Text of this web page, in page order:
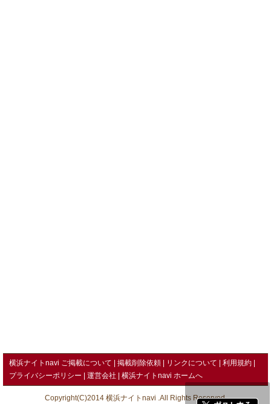
横浜ナイトnavi ご掲載について 掲載削除依頼 リンクについて
利用規約
プライバシーポリシー
運営会社 横浜ナイトnavi ホームへ
Copyright(C)2014 横浜ナイトnavi .All Rights Reserved.